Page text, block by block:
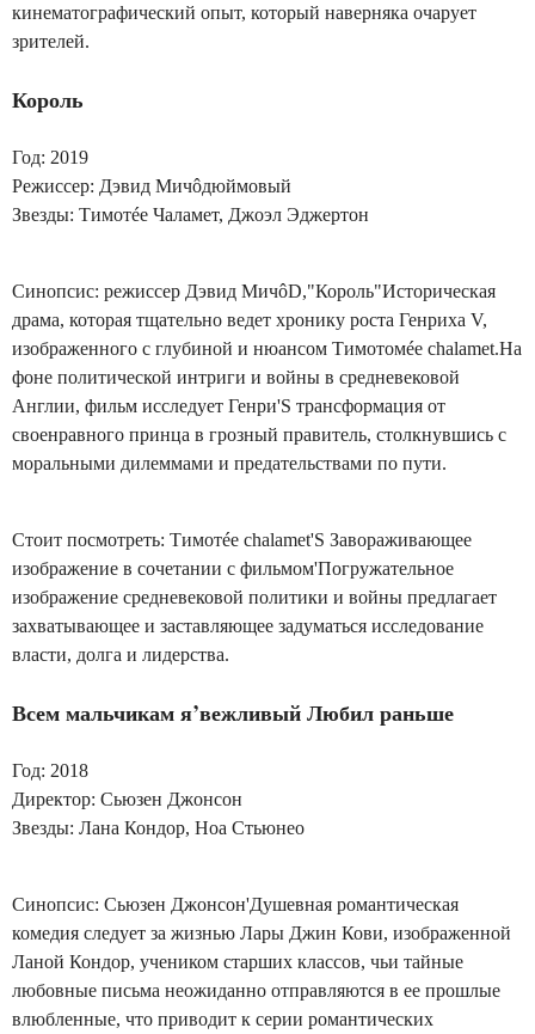
кинематографический опыт, который наверняка очарует
зрителей.
Король
Год: 2019
Режиссер: Дэвид Мичôдюймовый
Звезды: Тимотée Чаламет, Джоэл Эджертон
Синопсис: режиссер Дэвид МичôD,"Король"Историческая
драма, которая тщательно ведет хронику роста Генриха V,
изображенного с глубиной и нюансом Тимотомée chalamet.На
фоне политической интриги и войны в средневековой
Англии, фильм исследует Генри'S трансформация от
своенравного принца в грозный правитель, столкнувшись с
моральными дилеммами и предательствами по пути.
Стоит посмотреть: Тимотée chalamet'S Завораживающее
изображение в сочетании с фильмом'Погружательное
изображение средневековой политики и войны предлагает
захватывающее и заставляющее задуматься исследование
власти, долга и лидерства.
Всем мальчикамя’вежливый Любил раньше
Год: 2018
Директор: Сьюзен Джонсон
Звезды: Лана Кондор, Ноа Стьюнео
Синопсис: Сьюзен Джонсон'Душевная романтическая
комедия следует за жизнью Лары Джин Кови, изображенной
Ланой Кондор, учеником старших классов, чьи тайные
любовные письма неожиданно отправляются в ее прошлые
влюбленные, что приводит к серии романтических